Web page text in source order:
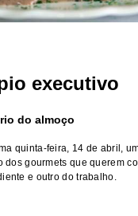
executivo
do almoço
quinta-feira, 14 de abril,
gourmets que querem
e outro do trabalho.